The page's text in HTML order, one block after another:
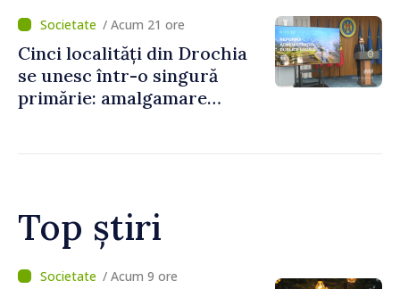
Contracarare a
Dezinformării: „Vom fi un
punct de reper pentru o
societate mai puternică și
mai rezistentă”
/ Acum 21 ore
Cinci localități din Drochia
se unesc într-o singură
primărie: amalgamare
Top știri
/ Acum 8 ore